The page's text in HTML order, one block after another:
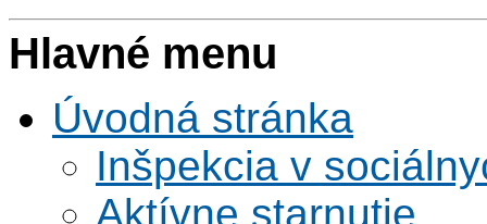
Hlavné menu
Úvodná stránka
Inšpekcia v
Aktívne starnutie